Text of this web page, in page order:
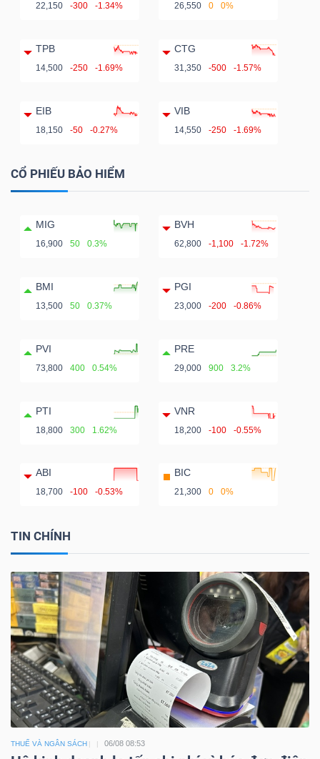
22,150 -300 -1.34% 26,550 0 0%
TPB
14,500 -250 -1.69%
CTG
31,350 -500 -1.57%
EIB
18,150 -50 -0.27%
VIB
14,550 -250 -1.69%
CỔ PHIẾU BẢO HIỂM
MIG
16,900 50 0.3%
BVH
62,800 -1,100 -1.72%
BMI
13,500 50 0.37%
PGI
23,000 -200 -0.86%
PVI
73,800 400 0.54%
PRE
29,000 900 3.2%
PTI
18,800 300 1.62%
VNR
18,200 -100 -0.55%
ABI
18,700 -100 -0.53%
BIC
21,300 0 0%
TIN CHÍNH
THUẾ VÀ NGÂN SÁCH 06/08 08:53